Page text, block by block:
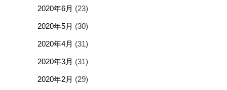
2020年6月 (23)
2020年5月 (30)
2020年4月 (31)
2020年3月 (31)
2020年2月 (29)